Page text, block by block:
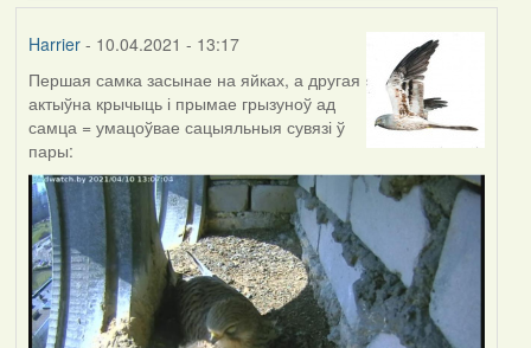
Harrier- 10.04.2021 - 13:17
Першая самка засынае на яйках, а другая
актыўна крычыць і прымае грызуноў ад
самца = умацоўвае сацыяльныя сувязі ў
пары: